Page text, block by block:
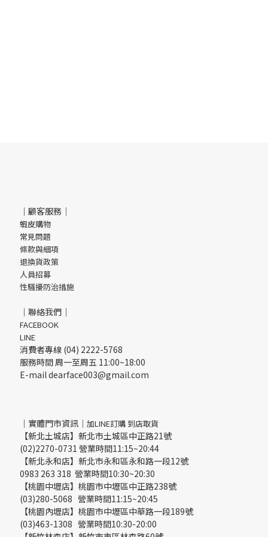
｜顧客服務｜
蝦皮購物
常見問題
條款與細項
退換貨政策
人員招募
性騷擾防治措施
｜聯絡我們｜
FACEBOOK
LINE
消費者專線 (04) 2222-5768
服務時間 周一至周五 11:00~18:00
E-mail dearface003@gmail.com
｜實體門市資訊｜ 加LINE訂購 到店取貨
【新北土城店】新北市土城區中正路21號
(02)2270-0731 營業時間11:15~20:44
【新北永和店】新北市永和區永和路一段12號
0983 263 318 營業時間10:30~20:30
【桃園中壢店】桃園市中壢區中正路238號
(03)280-5068 營業時間11:15~20:45
【桃園內壢店】桃園市中壢區中華路一段189號
(03)463-1308 營業時間10:30-20:00